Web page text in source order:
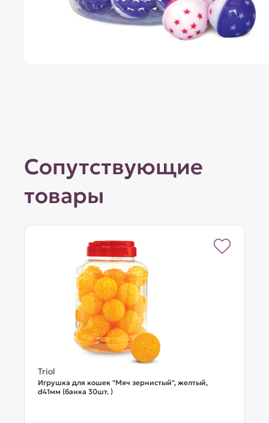
Сопутствующие
товары
Triol
Игрушка для кошек "Мяч зернистый", желтый,
d41мм (банка 30шт. )